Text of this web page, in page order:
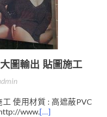
圖輸出 貼圖施工
使用材質 : 高遮蔽PVC
www.[…]